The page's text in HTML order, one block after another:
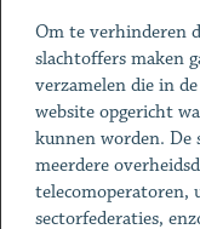
Om te verhinderen
slachtoffers maken
verzamelen die in
website opgericht
kunnen worden. De
meerdere
telecomoperatoren,
sectorfederaties,